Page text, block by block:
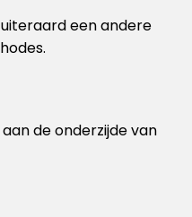
een andere
de onderzijde van